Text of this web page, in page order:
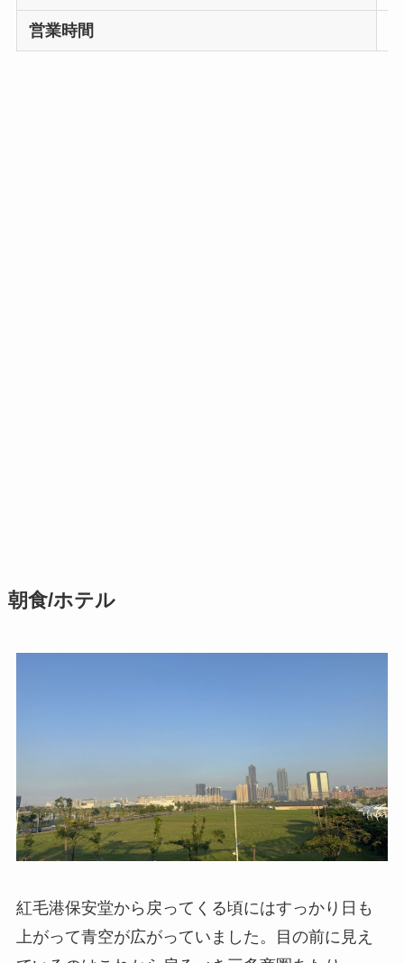
営業時間
朝食/ホテル
紅毛港保安堂から戻ってくる頃にはすっかり日も
上がって青空が広がっていました。目の前に見え